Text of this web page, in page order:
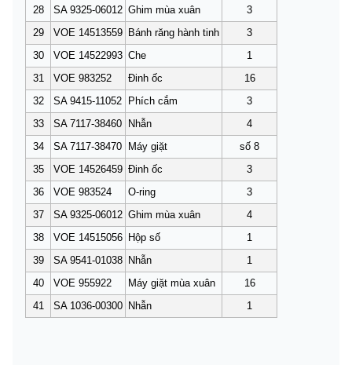
28
SA 9325-06012 Ghim mùa xuân
3
29
VOE 14513559 Bánh răng hành tinh
3
30
VOE 14522993 Che
1
31
VOE 983252 Đinh ốc
16
32
SA 9415-11052 Phích cắm
3
33
SA 7117-38460 Nhẫn
4
34
SA 7117-38470 Máy giặt
số 8
35
VOE 14526459 Đinh ốc
3
36
VOE 983524 O-ring
3
37
SA 9325-06012 Ghim mùa xuân
4
38
VOE 14515056 Hộp số
1
39
SA 9541-01038 Nhẫn
1
40
VOE 955922 Máy giặt mùa xuân
16
41
SA 1036-00300 Nhẫn 1